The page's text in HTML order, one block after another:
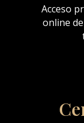
Acceso
online